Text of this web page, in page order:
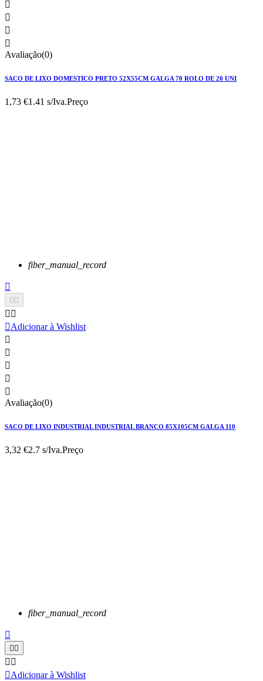




Avaliação(0)
SACO DE LIXO DOMESTICO PRETO 52X55CM GALGA 70 ROLO DE 20 UNI
1,73 €1.41 s/Iva.Preço
fiber_manual_record

 
 
Adicionar à Wishlist





Avaliação(0)
SACO DE LIXO INDUSTRIAL INDUSTRIAL BRANCO 85X105CM GALGA 110
3,32 €2.7 s/Iva.Preço
fiber_manual_record

 
 
Adicionar à Wishlist